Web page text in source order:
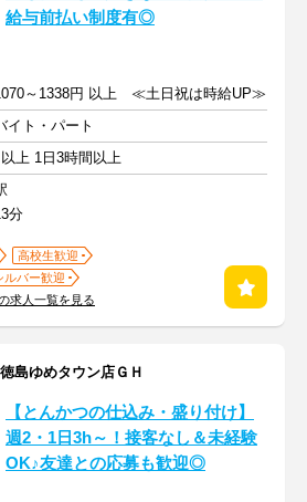
給与前払い制度有◎
～1338円 以上 ≪土日祝は時給UP≫
イト・パート
上 1日3時間以上
分
高校生歓迎
ルバー歓迎
求人一覧を見る
島ゆめタウン店ＧＨ
【とんかつの仕込み・盛り付け】
週2・1日3h～！接客なし＆未経験
OK♪友達との応募も歓迎◎